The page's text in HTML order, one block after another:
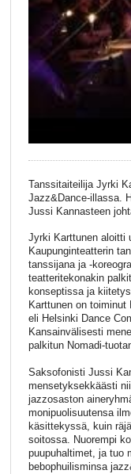
Tanssitaiteilija Jyrki
Jazz&Dance-illassa.
Jussi Kannasteen
Jyrki Karttunen aloitti
Kaupunginteatterin
tanssijana ja -
teatteritekonakin
konseptissa ja
Karttunen on
eli Helsinki Dance
Kansainvälisesti
palkitun Nomadi-
Saksofonisti Jussi
mensetyksekkäästi
jazzosaston
monipuolisuutensa
käsittekyssä, kuin
soitossa. Nuorempi
puupuhaltimet, ja tuo
bebophuilisminsa